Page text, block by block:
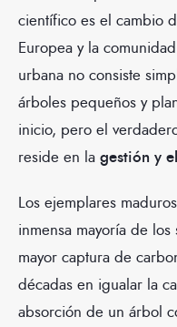
científico es el cambio
Europea y la
urbana no consiste
árboles pequeños y
inicio, pero el
reside en la gestión y
Los ejemplares
inmensa mayoría de
mayor captura de
décadas en igualar la
absorción de un árbol